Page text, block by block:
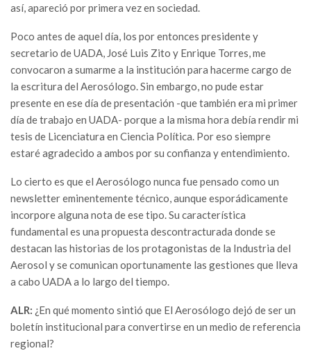
así, apareció por primera vez en sociedad.
Poco antes de aquel día, los por entonces presidente y
secretario de UADA, José Luis Zito y Enrique Torres, me
convocaron a sumarme a la institución para hacerme cargo de
la escritura del Aerosólogo. Sin embargo, no pude estar
presente en ese día de presentación -que también era mi primer
día de trabajo en UADA- porque a la misma hora debía rendir mi
tesis de Licenciatura en Ciencia Política. Por eso siempre
estaré agradecido a ambos por su confianza y entendimiento.
Lo cierto es que el Aerosólogo nunca fue pensado como un
newsletter eminentemente técnico, aunque esporádicamente
incorpore alguna nota de ese tipo. Su característica
fundamental es una propuesta descontracturada donde se
destacan las historias de los protagonistas de la Industria del
Aerosol y se comunican oportunamente las gestiones que lleva
a cabo UADA a lo largo del tiempo.
ALR: ¿En qué momento sintió que El Aerosólogo dejó de ser un
boletín institucional para convertirse en un medio de referencia
regional?